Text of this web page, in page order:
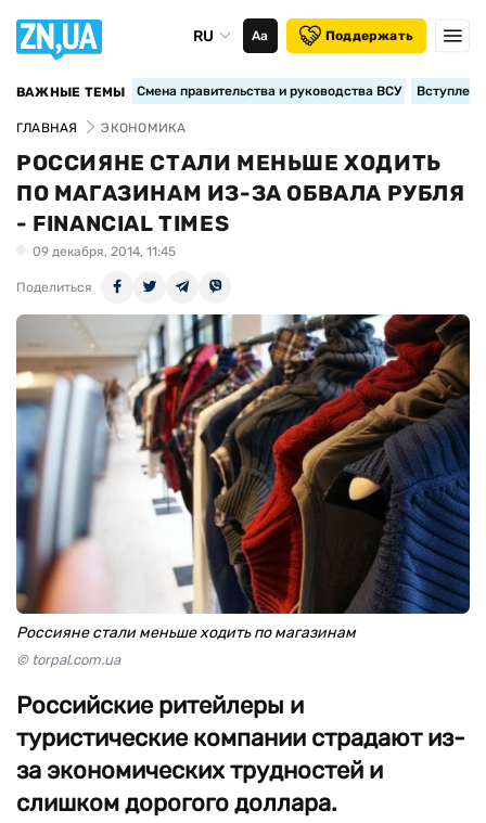
RU Аа Поддержать
ВАЖНЫЕ ТЕМЫ Смена правительства и руководства ВСУ
ГЛАВНАЯ ЭКОНОМИКА
РОССИЯНЕ СТАЛИ МЕНЬШЕ ХОДИТЬ
ПО МАГАЗИНАМ ИЗ-ЗА ОБВАЛА РУБЛЯ
- FINANCIAL TIMES
09 декабря, 2014, 11:45
Поделиться
Россияне стали меньше ходить по магазинам
© torpal.com.ua
Российские ритейлеры и
туристические компании страдают из-
за экономических трудностей и
слишком дорогого доллара.